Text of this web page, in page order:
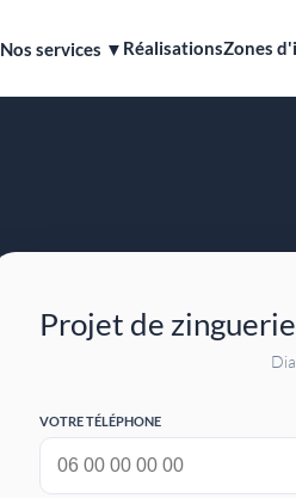
Nos services ▼ RéalisationsZones
Projet de
VOTRE TÉLÉPHONE